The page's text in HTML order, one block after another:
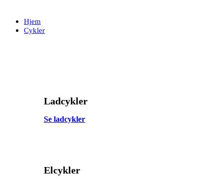
primary
navigation
Hjem
Cykler
Ladcykler
Se ladcykler
Elcykler